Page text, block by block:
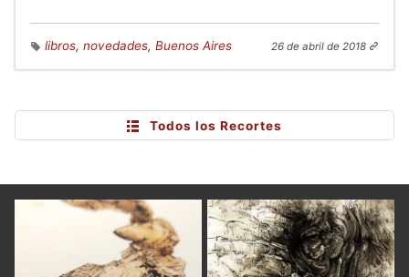
libros, novedades, Buenos Aires 26 de abril de 2018
Todos los Recortes